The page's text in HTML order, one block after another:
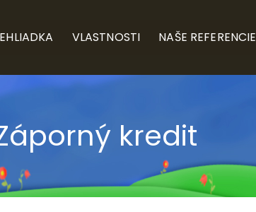
VLASTNOSTI NAŠE REFERENCIE
kredit